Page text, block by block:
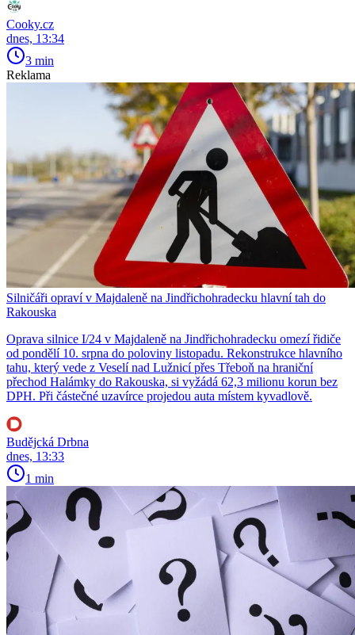
Cooky.cz
dnes, 13:34
3 min
Reklama
Silničáři opraví v Majdaleně na Jindřichohradecku hlavní tah do
Rakouska
Oprava silnice I/24 v Majdaleně na Jindřichohradecku omezí řidiče
od pondělí 10. srpna do poloviny listopadu. Rekonstrukce hlavního
tahu, který vede z Veselí nad Lužnicí přes Třeboň na hraniční
přechod Halámky do Rakouska, si vyžádá 62,3 milionu korun bez
DPH. Při částečné uzavírce projedou auta místem kyvadlově.
Budějcká Drbna
dnes, 13:33
1 min